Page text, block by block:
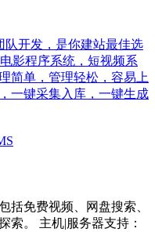
队开发，是你建站最佳选
影程序系统，短视频系
简单，管理轻松，容易上
一键采集入库，一键生成
括免费视频、网盘搜索、
索。 主机|服务器支持：